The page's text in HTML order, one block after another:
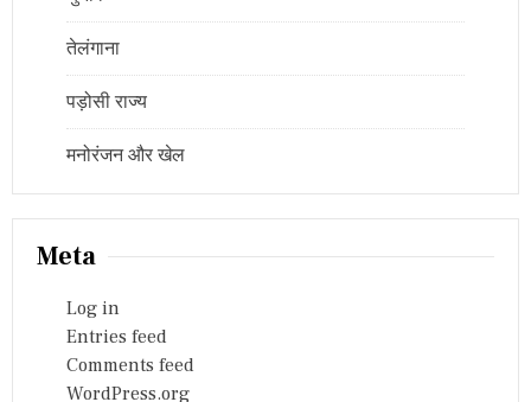
तेलंगाना
पड़ोसी राज्य
मनोरंजन और खेल
Meta
Log in
Entries feed
Comments feed
WordPress.org